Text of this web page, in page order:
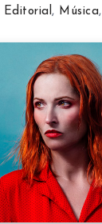
Editorial, Música,